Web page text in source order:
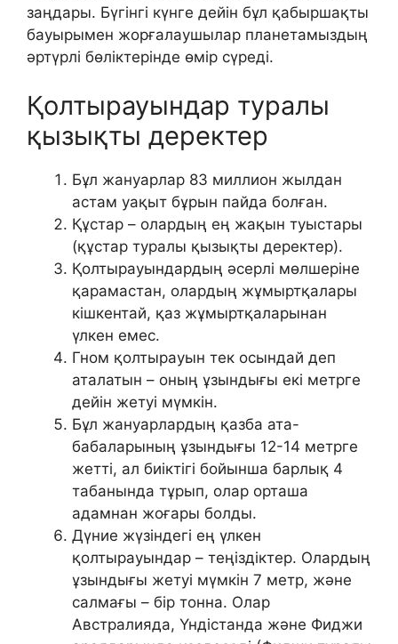
заңдары. Бүгінгі күнге дейін бұл қабыршақты
бауырымен жорғалаушылар планетамыздың
әртүрлі бөліктерінде өмір сүреді.
Қолтырауындар туралы
қызықты деректер
Бұл жануарлар 83 миллион жылдан
астам уақыт бұрын пайда болған.
Құстар – олардың ең жақын туыстары
(құстар туралы қызықты деректер).
Қолтырауындардың әсерлі мөлшеріне
қарамастан, олардың жұмыртқалары
кішкентай, қаз жұмыртқаларынан
үлкен емес.
Гном қолтырауын тек осындай деп
аталатын – оның ұзындығы екі метрге
дейін жетуі мүмкін.
Бұл жануарлардың қазба ата-
бабаларының ұзындығы 12-14 метрге
жетті, ал биіктігі бойынша барлық 4
табанында тұрып, олар орташа
адамнан жоғары болды.
Дүние жүзіндегі ең үлкен
қолтырауындар – теңіздіктер. Олардың
ұзындығы жетуі мүмкін 7 метр, және
салмағы – бір тонна. Олар
Австралияда, Үндістанда және Фиджи